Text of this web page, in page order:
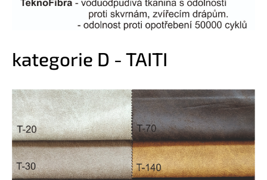
kategorie D - TAITI